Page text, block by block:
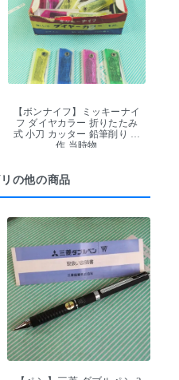
【ボンナイフ】ミッキーナイ
フ ダイヤカラー 折りたたみ
式 小刀 カッター 鉛筆削り 工
作 当時物
の他の商品